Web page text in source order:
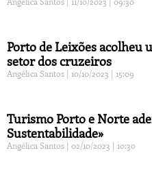
Porto de Leixões acolheu
setor dos cruzeiros
Angélica Santos 10/10/2023 15:09
Turismo Porto e Norte
Sustentabilidade»
Angélica Santos 02/10/2023 10:30